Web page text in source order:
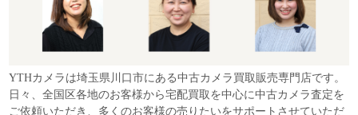
YTHカメラは埼玉県川口市にある中古カメラ買取販売専門店です。
日々、全国区各地のお客様から宅配買取を中心に中古カメラ査定を
ご依頼いただき、多くのお客様の売りたいをサポートさせていただ